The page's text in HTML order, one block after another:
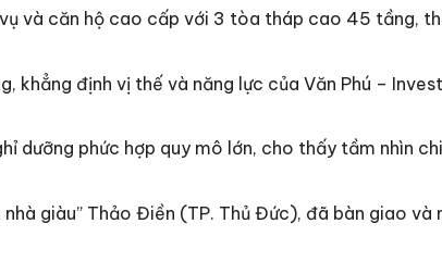
và căn hộ cao cấp với 3 tòa tháp cao 45 tầng,
khẳng định vị thế và năng lực của Văn Phú –
dưỡng phức hợp quy mô lớn, cho thấy tầm nhìn
giàu” Thảo Điền (TP. Thủ Đức), đã bàn giao